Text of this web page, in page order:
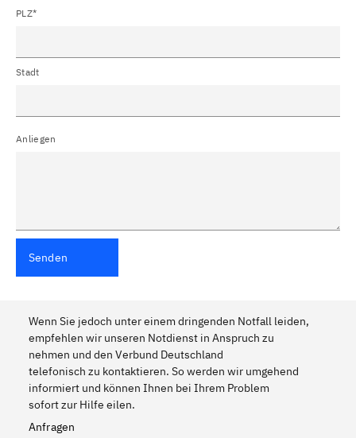
PLZ*
Stadt
Anliegen
Senden
Wenn Sie jedoch unter einem dringenden Notfall leiden,
empfehlen wir unseren Notdienst in Anspruch zu
nehmen und den Verbund Deutschland
telefonisch zu kontaktieren. So werden wir umgehend
informiert und können Ihnen bei Ihrem Problem
sofort zur Hilfe eilen.
Anfragen